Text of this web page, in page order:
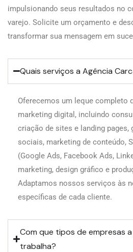
impulsionando seus resultados no
varejo. Solicite um orçamento e
transformar sua mensagem em
Quais serviços a Agência
Oferecemos um leque completo
marketing digital, incluindo
criação de sites e landing pages,
sociais, marketing de conteúdo,
(Google Ads, Facebook Ads,
marketing, design gráfico e
Adaptamos nossos serviços às
específicas de cada cliente.
Com que tipos de empresas
trabalha?